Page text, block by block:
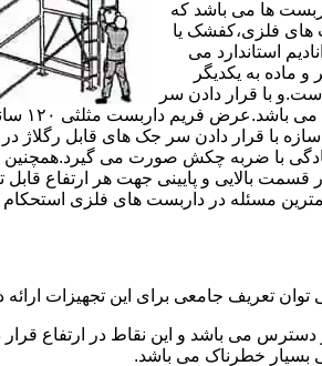
ها می باشد که
های فلزی،کفشک یا
استاندارد می
ماده به یکدیگر
با قرار دادن سر
جک
با قرار دادن سر جک های قابل رگلاژ
با ضربه چکش صورت می
بالایی و پایینی جهت هر ارتفاع
مسئله در داربست های فلزی
تعریف جامعی برای این تجهیزات ارائه
می باشد و این نقاط در ارتفاع
بسیار خطرناک می باشد.